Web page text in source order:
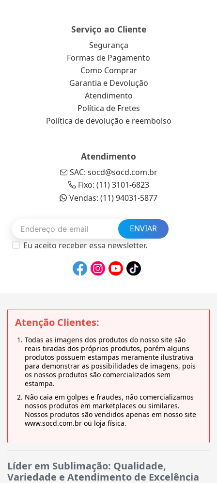
Serviço ao Cliente
Segurança
Formas de Pagamento
Como Comprar
Garantia e Devolução
Atendimento
Política de Fretes
Política de devolução e reembolso
Atendimento
SAC: socd@socd.com.br
Fixo: (11) 3101-6823
Vendas: (11) 94031-5877
ENVIAR
Eu aceito receber essa newsletter.
Atenção Clientes:
Todas as imagens dos produtos do nosso site são
reais tiradas dos próprios produtos, porém alguns
produtos possuem estampas meramente ilustrativa
para demonstrar as possibilidades de imagens, pois
os nossos produtos são comercializados sem
estampa.
Não caia em golpes e fraudes, não comercializamos
nossos produtos em marketplaces ou similares.
Nossos produtos são vendidos apenas em nosso site
www.socd.com.br ou loja física.
Líder em Sublimação: Qualidade,
Variedade e Atendimento de Excelência